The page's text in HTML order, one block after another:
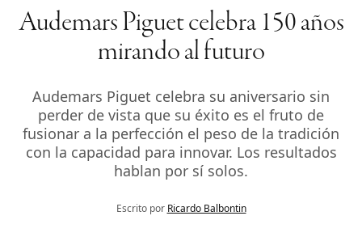
Audemars Piguet celebra 150 años
mirando al futuro
Audemars Piguet celebra su aniversario sin
perder de vista que su éxito es el fruto de
fusionar a la perfección el peso de la tradición
con la capacidad para innovar. Los resultados
hablan por sí solos.
Escrito por Ricardo Balbontin